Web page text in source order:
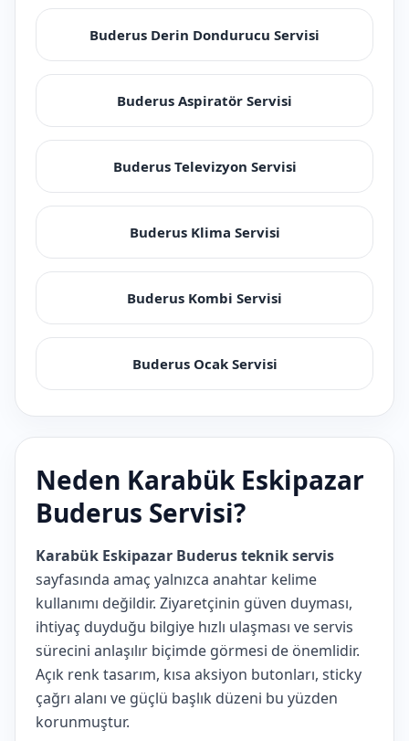
Buderus Derin Dondurucu Servisi
Buderus Aspiratör Servisi
Buderus Televizyon Servisi
Buderus Klima Servisi
Buderus Kombi Servisi
Buderus Ocak Servisi
Neden Karabük Eskipazar
Buderus Servisi?
Karabük Eskipazar Buderus teknik servis
sayfasında amaç yalnızca anahtar kelime
kullanımı değildir. Ziyaretçinin güven duyması,
ihtiyaç duyduğu bilgiye hızlı ulaşması ve servis
sürecini anlaşılır biçimde görmesi de önemlidir.
Açık renk tasarım, kısa aksiyon butonları, sticky
çağrı alanı ve güçlü başlık düzeni bu yüzden
korunmuştur.